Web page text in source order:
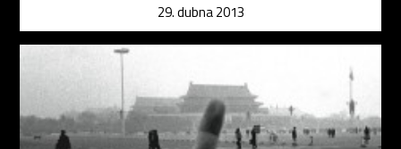
29. dubna 2013